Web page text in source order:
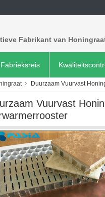
Fabrikant van
Fabrieksreis
Duurzaam Vuurvast
Vuurvast